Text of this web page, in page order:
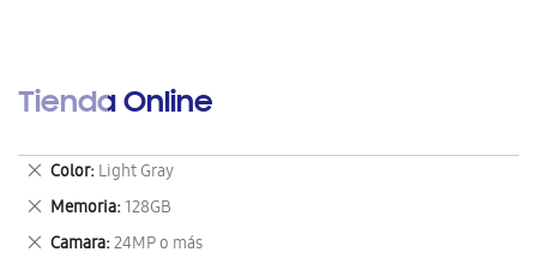
Tienda Online
Color Light Gray
Eliminar
este
artículo
Memoria 128GB
Eliminar
este
Camara 24MP o más
Eliminar